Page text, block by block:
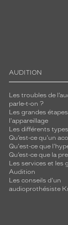
AUDITION
Les troubles de
parle-t-on ?
Les grandes
l'appareillage
Les différents
Qu’est-ce qu'un
Qu'est-ce que
Qu’est-ce que la
Les services et les
Audition
Les conseils d'un
audioprothésiste